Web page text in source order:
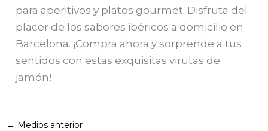
para aperitivos y platos gourmet. Disfruta del
placer de los sabores ibéricos a domicilio en
Barcelona. ¡Compra ahora y sorprende a tus
sentidos con estas exquisitas virutas de
jamón!
← Medios anterior